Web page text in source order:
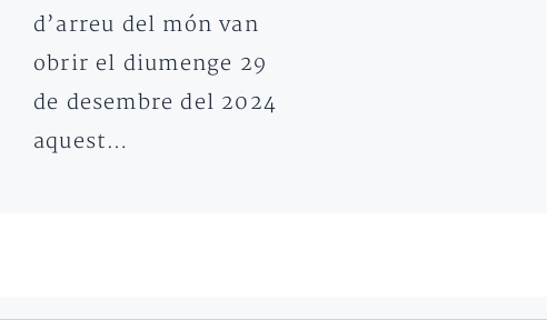
d’arreu del món van
obrir el diumenge 29
de desembre del 2024
aquest…